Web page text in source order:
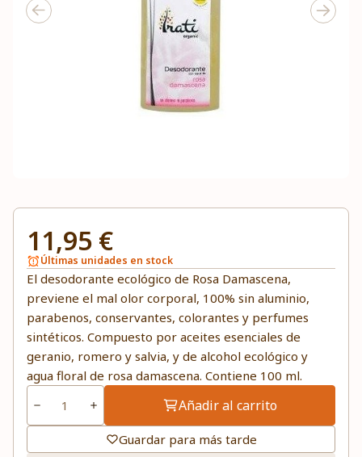
11,95 €
Últimas unidades en stock
El desodorante ecológico de Rosa Damascena,
previene el mal olor corporal, 100% sin aluminio,
parabenos, conservantes, colorantes y perfumes
sintéticos. Compuesto por aceites esenciales de
geranio, romero y salvia, y de alcohol ecológico y
agua floral de rosa damascena. Contiene 100 ml.
Añadir al carrito
Guardar para más tarde